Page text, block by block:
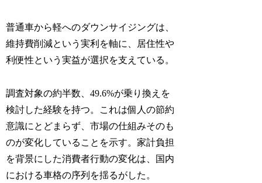
普通車から軽へのダウンサイジングは、
維持費削減という実利を軸に、居住性や
利便性という実益が選択を支えている。
調査対象の約半数、49.6%が乗り換えを
検討した経験を持つ。これは個人の節約
意識にとどまらず、市場の仕組みそのも
のが変化していることを示す。家計負担
を背景にした消費者行動の変化は、国内
における車格の序列を揺るがした。